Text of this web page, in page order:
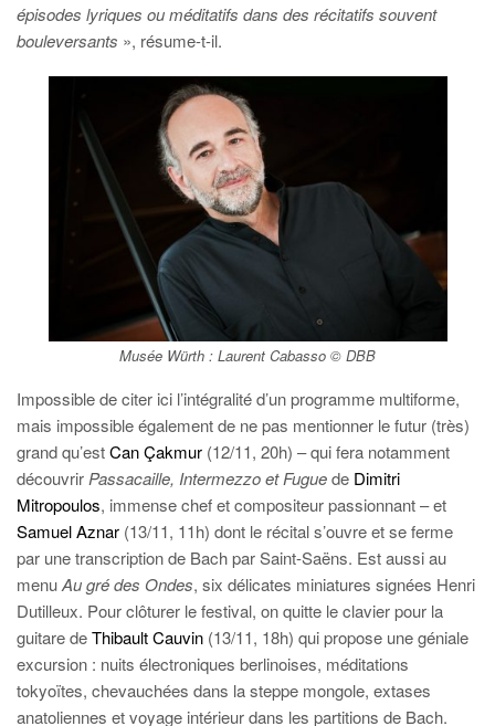
épisodes lyriques ou méditatifs dans des récitatifs souvent
bouleversants », résume-t-il.
Musée Würth : Laurent Cabasso © DBB
Impossible de citer ici l’intégralité d’un programme multiforme,
mais impossible également de ne pas mentionner le futur (très)
grand qu’estCan Çakmur (12/11, 20h) – qui fera notamment
découvrir Passacaille, Intermezzo et Fuguede Dimitri
Mitropoulos, immense chef et compositeur passionnant – et
Samuel Aznar (13/11, 11h) dont le récital s’ouvre et se ferme
par une transcription de Bach par Saint-Saëns. Est aussi au
menuAu gré des Ondes, six délicates miniatures signées Henri
Dutilleux. Pour clôturer le festival, on quitte le clavier pour la
guitare deThibault Cauvin (13/11, 18h) qui propose une géniale
excursion : nuits électroniques berlinoises, méditations
tokyoïtes, chevauchées dans la steppe mongole, extases
anatoliennes et voyage intérieur dans les partitions de Bach.